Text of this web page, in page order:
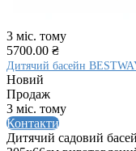
3 міс. тому
5700.00 ₴
Дитячий басейн
Новий
Продаж
3 міс. тому
Контакти
Дитячий садовий